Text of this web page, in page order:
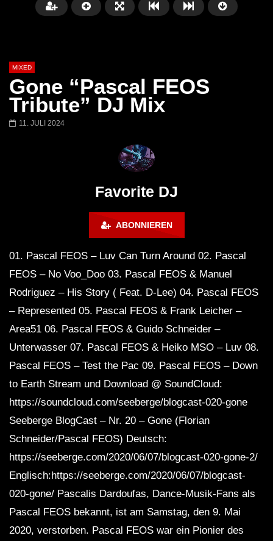
MIXED
Gone “Pascal FEOS
Tribute” DJ Mix
11. JULI 2024
Favorite DJ
ABONNIEREN
01. Pascal FEOS – Luv Can Turn Around 02. Pascal
FEOS – No Voo_Doo 03. Pascal FEOS & Manuel
Rodriguez – His Story ( Feat. D-Lee) 04. Pascal FEOS
– Represented 05. Pascal FEOS & Frank Leicher –
Area51 06. Pascal FEOS & Guido Schneider –
Unterwasser 07. Pascal FEOS & Heiko MSO – Luv 08.
Pascal FEOS – Test the Pac 09. Pascal FEOS – Down
to Earth Stream und Download @ SoundCloud:
https://soundcloud.com/seeberge/blogcast-020-gone
Seeberge BlogCast – Nr. 20 – Gone (Florian
Schneider/Pascal FEOS) Deutsch:
https://seeberge.com/2020/06/07/blogcast-020-gone-2/
Englisch:https://seeberge.com/2020/06/07/blogcast-
020-gone/ Pascalis Dardoufas, Dance-Musik-Fans als
Pascal FEOS bekannt, ist am Samstag, den 9. Mai
2020, verstorben. Pascal FEOS war ein Pionier des